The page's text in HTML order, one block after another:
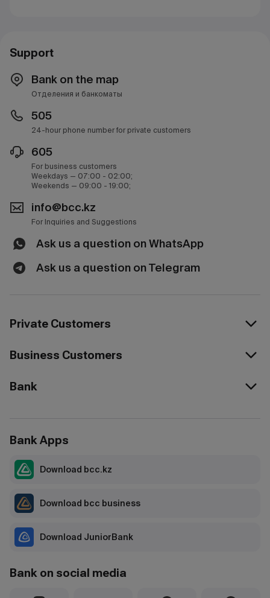
Support
Bank on the map
Отделения и банкоматы
505
24-hour phone number for private customers
605
For business customers
Weekdays — 07:00 - 02:00;
Weekends — 09:00 - 19:00;
info@bcc.kz
For Inquiries and Suggestions
Ask us a question on WhatsApp
Ask us a question on Telegram
Private Customers
Business Customers
Bank
Bank on social media
Bank Apps
Download bcc.kz
Download bcc business
Download JuniorBank